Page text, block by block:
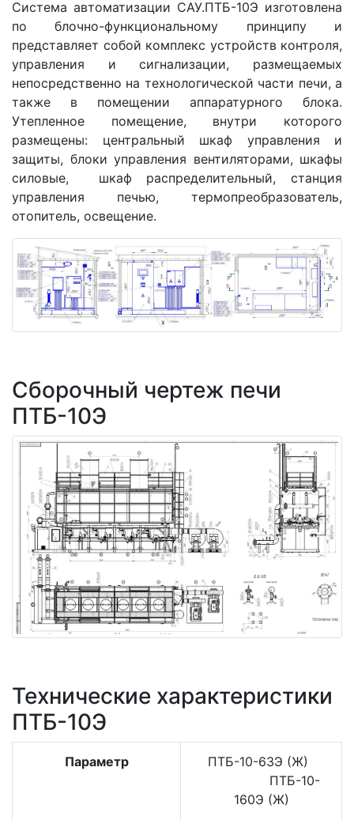
Система автоматизации САУ.ПТБ-10Э изготовлена
по блочно-функциональному принципу и
представляет собой комплекс устройств контроля,
управления и сигнализации, размещаемых
непосредственно на технологической части печи, а
также в помещении аппаратурного блока.
Утепленное помещение, внутри которого
размещены: центральный шкаф управления и
защиты, блоки управления вентиляторами, шкафы
силовые, шкаф распределительный, станция
управления печью, термопреобразователь,
отопитель, освещение.
Сборочный чертеж печи
ПТБ-10Э
Технические характеристики
ПТБ-10Э
Параметр
ПТБ-10-63Э (Ж)
ПТБ-10-
160Э (Ж)